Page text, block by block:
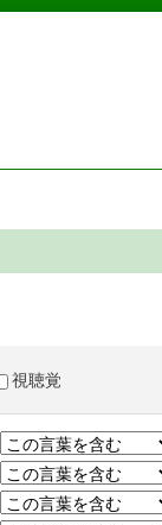
検索・予約システム
視聴覚